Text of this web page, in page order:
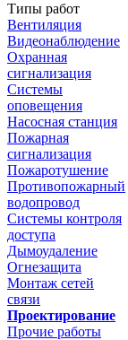
Типы работ
Вентиляция
Видеонаблюдение
Охранная
сигнализация
Системы
оповещения
Насосная станция
Пожарная
сигнализация
Пожаротушение
Противопожарный
водопровод
Системы контроля
доступа
Дымоудаление
Огнезащита
Монтаж сетей
связи
Проектирование
Прочие работы